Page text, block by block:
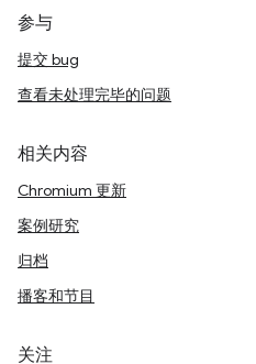
参与
提交 bug
查看未处理完毕的问题
相关内容
Chromium 更新
案例研究
归档
播客和节目
关注